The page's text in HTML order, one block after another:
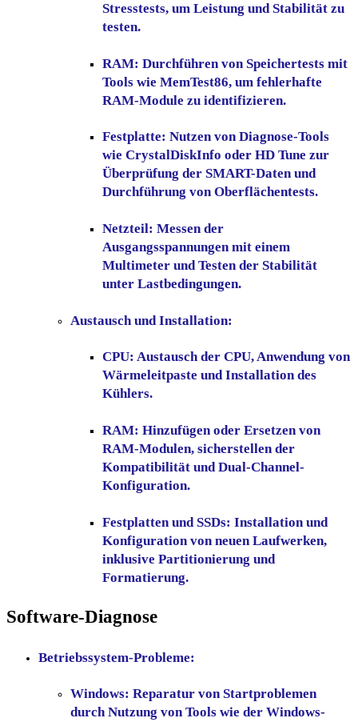
Stresstests, um Leistung und Stabilität zu
testen.
RAM: Durchführen von Speichertests mit
Tools wie MemTest86, um fehlerhafte
RAM-Module zu identifizieren.
Festplatte: Nutzen von Diagnose-Tools
wie CrystalDiskInfo oder HD Tune zur
Überprüfung der SMART-Daten und
Durchführung von Oberflächentests.
Netzteil: Messen der
Ausgangsspannungen mit einem
Multimeter und Testen der Stabilität
unter Lastbedingungen.
Austausch und Installation:
CPU: Austausch der CPU, Anwendung von
Wärmeleitpaste und Installation des
Kühlers.
RAM: Hinzufügen oder Ersetzen von
RAM-Modulen, sicherstellen der
Kompatibilität und Dual-Channel-
Konfiguration.
Festplatten und SSDs: Installation und
Konfiguration von neuen Laufwerken,
inklusive Partitionierung und
Formatierung.
Software-Diagnose
Betriebssystem-Probleme:
Windows: Reparatur von Startproblemen
durch Nutzung von Tools wie der Windows-